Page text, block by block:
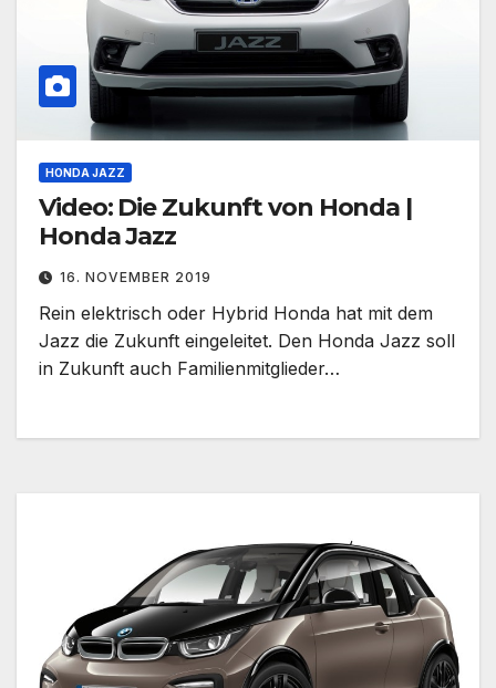
HONDA JAZZ
Video: Die Zukunft von Honda |
Honda Jazz
16. NOVEMBER 2019
Rein elektrisch oder Hybrid Honda hat mit dem
Jazz die Zukunft eingeleitet. Den Honda Jazz soll
in Zukunft auch Familienmitglieder…